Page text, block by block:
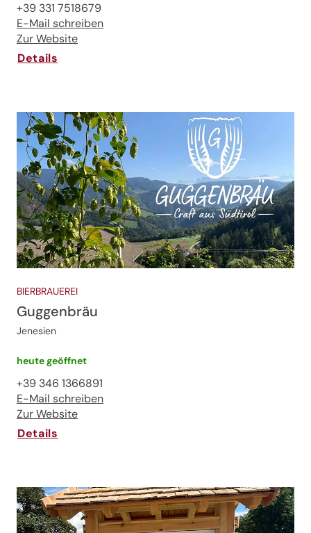
+39 331 7518679
E-Mail schreiben
Zur Website
Details
BIERBRAUEREI
Guggenbräu
Jenesien
heute geöffnet
+39 346 1366891
E-Mail schreiben
Zur Website
Details